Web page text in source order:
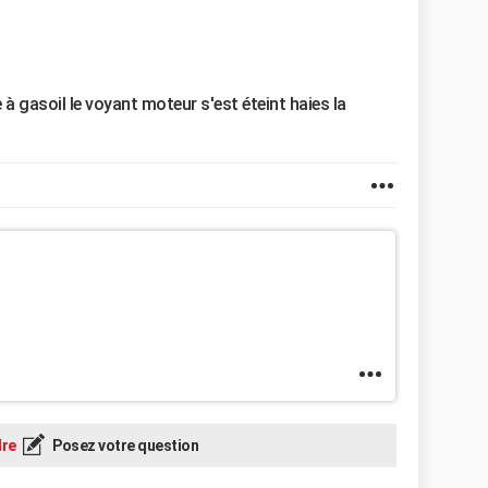
gasoil le voyant moteur s'est éteint haies la
Posez votre question